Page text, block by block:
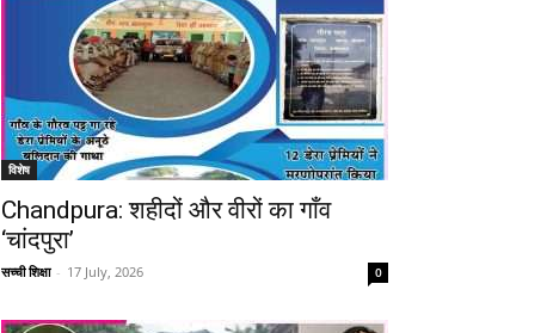
विशेष
Chandpura: शहीदों और वीरों का गाँव
‘चांदपुरा’
सच्ची शिक्षा - 17 July, 2026 0